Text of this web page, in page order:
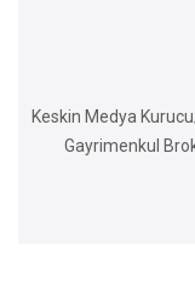
Keskin Medya
Gayrimenkul